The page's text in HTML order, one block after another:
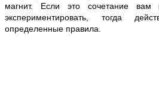
магнит. Если это сочетание
экспериментировать, тогда
определенные правила.